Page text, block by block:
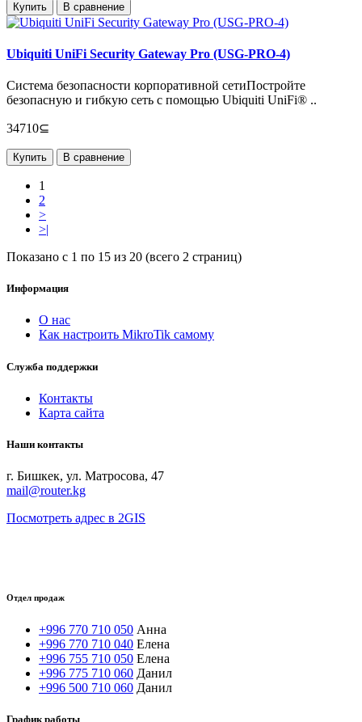
Купить В сравнение
Ubiquiti UniFi Security Gateway Pro (USG-PRO-4)
Система безопасности корпоративной сетиПостройте
безопасную и гибкую сеть с помощью Ubiquiti UniFi® ..
34710⊆
Купить В сравнение
1
2
>
>|
Показано с 1 по 15 из 20 (всего 2 страниц)
Информация
О нас
Как настроить MikroTik самому
Служба поддержки
Контакты
Карта сайта
Наши контакты
г. Бишкек, ул. Матросова, 47
mail@router.kg
Посмотреть адрес в 2GIS
Отдел продаж
+996 770 710 050 Анна
+996 770 710 040 Елена
+996 755 710 050 Елена
+996 775 710 060 Данил
+996 500 710 060 Данил
График работы